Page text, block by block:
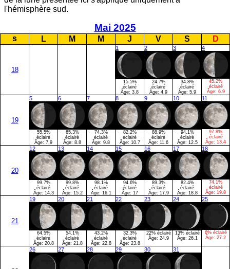
l'hémisphère sud.
Mai 2025
s L M M J V S D
18
1
15.5%
éclairé
Âge: 3.8
2
24.7%
éclairé
Âge: 4.9
3
34.8%
éclairé
Âge: 5.9
4
45.2%
éclairé
Âge: 6.9
19
5
55.5%
éclairé
Âge: 7.9
6
65.3%
éclairé
Âge: 8.8
7
74.3%
éclairé
Âge: 9.8
8
82.2%
éclairé
Âge: 10.7
9
88.9%
éclairé
Âge: 11.6
10
94.1%
éclairé
Âge: 12.5
11
97.8%
éclairé
Âge: 13.4
20
12
99.7%
éclairé
Âge: 14.3
13
99.8%
éclairé
Âge: 15.2
14
98.1%
éclairé
Âge: 16.1
15
94.6%
éclairé
Âge: 17
16
89.3%
éclairé
Âge: 17.9
17
82.4%
éclairé
Âge: 18.8
18
74.1%
éclairé
Âge: 19.8
21
19
64.5%
éclairé
Âge: 20.8
20
54.1%
éclairé
Âge: 21.8
21
43.2%
éclairé
Âge: 22.8
22
32.3%
éclairé
Âge: 23.8
23
22% éclairé
Âge: 24.9
24
13% éclairé
Âge: 26.1
25
6% éclairé
Âge: 27.2
26 27 28 29 30 31